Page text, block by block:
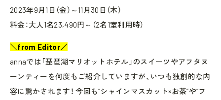
2023年9月1日（金）～11月30日（木）
料金：大人1名23,490円～（2名1室利用時）
＼from Editor／
annaでは「琵琶湖マリオットホテル」のスイーツやアフタヌ
ーンティーを何度もご紹介していますが、いつも独創的な内
容に驚かされます！ 今回も“シャインマスカット×お茶”や“フ